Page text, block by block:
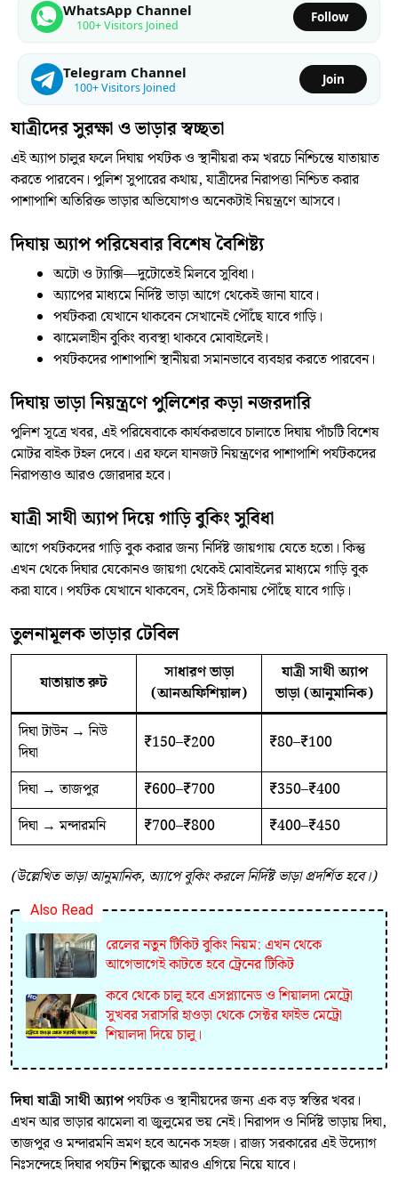
WhatsApp Channel
100+ Visitors Joined
Follow
Telegram Channel
100+ Visitors Joined
Join
যাত্রীদের সুরক্ষা ও ভাড়ার স্বচ্ছতা
এই অ্যাপ চালুর ফলে দিঘায় পর্যটক ও স্থানীয়রা কম খরচে নিশ্চিন্তে যাতায়াত
করতে পারবেন। পুলিশ সুপারের কথায়, যাত্রীদের নিরাপত্তা নিশ্চিত করার
পাশাপাশি অতিরিক্ত ভাড়ার অভিযোগও অনেকটাই নিয়ন্ত্রণে আসবে।
দিঘায় অ্যাপ পরিষেবার বিশেষ বৈশিষ্ট্য
অটো ও ট্যাক্সি—দুটোতেই মিলবে সুবিধা।
অ্যাপের মাধ্যমে নির্দিষ্ট ভাড়া আগে থেকেই জানা যাবে।
পর্যটকরা যেখানে থাকবেন সেখানেই পৌঁছে যাবে গাড়ি।
ঝামেলাহীন বুকিং ব্যবস্থা থাকবে মোবাইলেই।
পর্যটকদের পাশাপাশি স্থানীয়রা সমানভাবে ব্যবহার করতে পারবেন।
দিঘায় ভাড়া নিয়ন্ত্রণে পুলিশের কড়া নজরদারি
পুলিশ সূত্রে খবর, এই পরিষেবাকে কার্যকরভাবে চালাতে দিঘায় পাঁচটি বিশেষ
মোটর বাইক টহল দেবে। এর ফলে যানজট নিয়ন্ত্রণের পাশাপাশি পর্যটকদের
নিরাপত্তাও আরও জোরদার হবে।
যাত্রী সাথী অ্যাপ দিয়ে গাড়ি বুকিং সুবিধা
আগে পর্যটকদের গাড়ি বুক করার জন্য নির্দিষ্ট জায়গায় যেতে হতো। কিন্তু
এখন থেকে দিঘার যেকোনও জায়গা থেকেই মোবাইলের মাধ্যমে গাড়ি বুক
করা যাবে। পর্যটক যেখানে থাকবেন, সেই ঠিকানায় পৌঁছে যাবে গাড়ি।
তুলনামূলক ভাড়ার টেবিল
যাতায়াত রুট
সাধারণ ভাড়া
(আনঅফিশিয়াল)
যাত্রী সাথী অ্যাপ
ভাড়া (আনুমানিক)
দিঘা টাউন → নিউ
দিঘা
₹150–₹200 ₹80–₹100
দিঘা → তাজপুর ₹600–₹700
₹350–₹400
দিঘা → মন্দারমনি
₹700–₹800 ₹400–₹450
(উল্লেখিত ভাড়া আনুমানিক, অ্যাপে বুকিং করলে নির্দিষ্ট ভাড়া প্রদর্শিত হবে।)
Also Read
রেলের নতুন টিকিট বুকিং নিয়ম: এখন থেকে
আগেভাগেই কাটতে হবে ট্রেনের টিকিট
কবে থেকে চালু হবে এসপ্ল্যানেড ও শিয়ালদা মেট্রো
সুখবর সরাসরি হাওড়া থেকে সেক্টর ফাইভ মেট্রো
শিয়ালদা দিয়ে চালু।
দিঘা যাত্রী সাথী অ্যাপপর্যটক ও স্থানীয়দের জন্য এক বড় স্বস্তির খবর।
এখন আর ভাড়ার ঝামেলা বা জুলুমের ভয় নেই। নিরাপদ ও নির্দিষ্ট ভাড়ায় দিঘা,
তাজপুর ও মন্দারমনি ভ্রমণ হবে অনেক সহজ। রাজ্য সরকারের এই উদ্যোগ
নিঃসন্দেহে দিঘার পর্যটন শিল্পকে আরও এগিয়ে নিয়ে যাবে।